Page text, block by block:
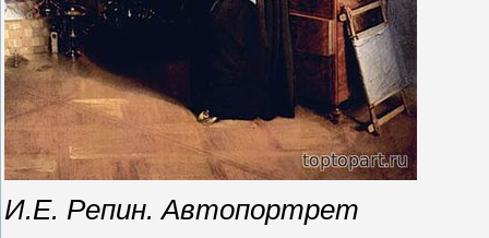
И.Е. Репин. Автопортрет